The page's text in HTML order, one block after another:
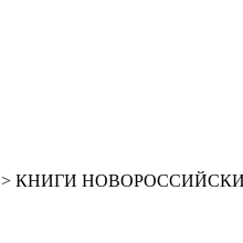
> КНИГИ